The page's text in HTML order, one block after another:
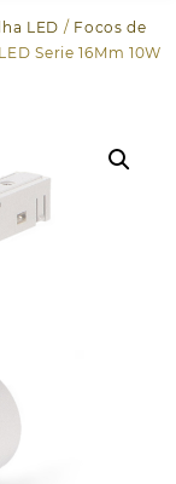
LED / Focos de
Serie 16Mm 10W